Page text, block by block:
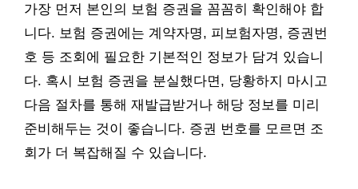
가장 먼저 본인의 보험 증권을 꼼꼼히 확인해야 합
니다. 보험 증권에는 계약자명, 피보험자명, 증권번
호 등 조회에 필요한 기본적인 정보가 담겨 있습니
다. 혹시 보험 증권을 분실했다면, 당황하지 마시고
다음 절차를 통해 재발급받거나 해당 정보를 미리
준비해두는 것이 좋습니다. 증권 번호를 모르면 조
회가 더 복잡해질 수 있습니다.